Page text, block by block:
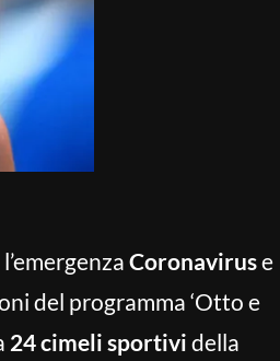
Coronaviruse
del programma ‘Otto e
24 cimeli sportivi della